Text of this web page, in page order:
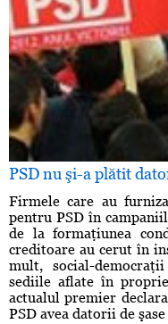
PSD nu şi-a plătit
Firmele care au
pentru PSD în
de la formaţiunea
creditoare au cerut în
mult, social-
sediile aflate în
actualul premier
PSD avea datorii de